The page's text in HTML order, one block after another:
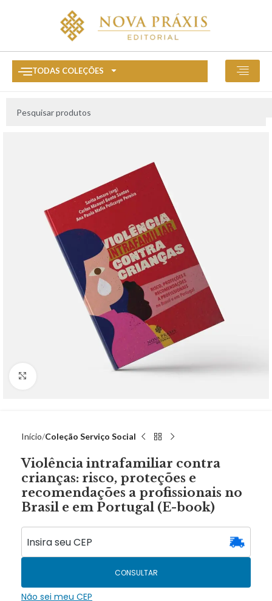
TODAS COLEÇÕES
Início Coleção Serviço Social
Violência intrafamiliar contra
crianças: risco, proteções e
recomendações a profissionais no
Brasil e em Portugal (E-book)
CONSULTAR
Não sei meu CEP